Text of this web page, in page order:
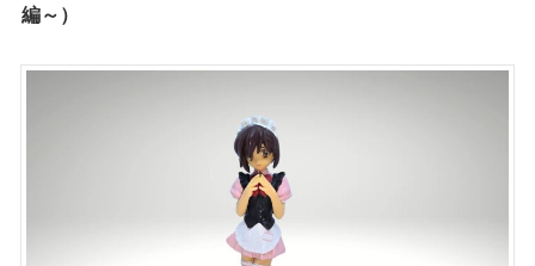
編～）